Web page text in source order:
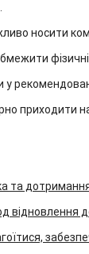
носити
фізичні
у
приходити
та
відновлення